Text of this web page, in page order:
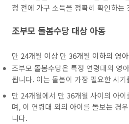
청 전에 가구 소득을 정확히 확인하는
조부모 돌봄수당 대상 아동
만 24개월 이상 만 36개월 이하의 영
조부모 돌봄수당은 특정 연령대의 영
됩니다. 이는 돌봄이 가장 필요한 시
만 24개월에서 만 36개월 사이의 아
며, 이 연령대 외의 아이를 돌보는 경
니다.